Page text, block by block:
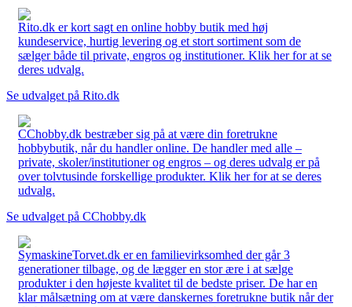
Rito.dk er kort sagt en online hobby butik med høj
kundeservice, hurtig levering og et stort sortiment som de
sælger både til private, engros og institutioner. Klik her for at se
deres udvalg.
Se udvalget på Rito.dk
CChobby.dk bestræber sig på at være din foretrukne
hobbybutik, når du handler online. De handler med alle –
private, skoler/institutioner og engros – og deres udvalg er på
over tolvtusinde forskellige produkter. Klik her for at se deres
udvalg.
Se udvalget på CChobby.dk
SymaskineTorvet.dk er en familievirksomhed der går 3
generationer tilbage, og de lægger en stor ære i at sælge
produkter i den højeste kvalitet til de bedste priser. De har en
klar målsætning om at være danskernes foretrukne butik når der